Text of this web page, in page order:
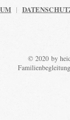
|
© 2020 by